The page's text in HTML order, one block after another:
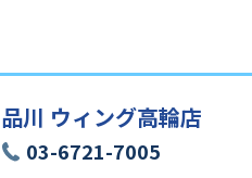
品川 ウィング高輪店
03-6721-7005